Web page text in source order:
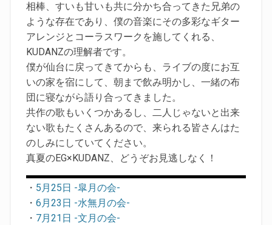
相棒、すいも甘いも共に分かち合ってきた兄弟の
ような存在であり、僕の音楽にその多彩なギター
アレンジとコーラスワークを施してくれる、
KUDANZの理解者です。
僕が仙台に戻ってきてからも、ライブの度にお互
いの家を宿にして、朝まで飲み明かし、一緒の布
団に寝ながら語り合ってきました。
共作の歌もいくつかあるし、二人じゃないと出来
ない歌もたくさんあるので、来られる皆さんはた
のしみにしていてください。
真夏のEG×KUDANZ、どうぞお見逃しなく！
・ 5月25日 -皐月の会-
・ 6月23日 -水無月の会-
・ 7月21日 -文月の会-